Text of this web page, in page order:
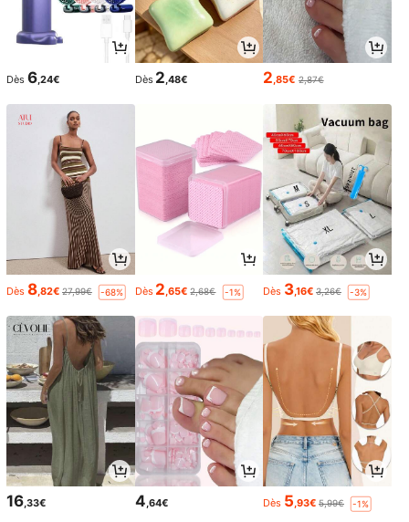
Dès 6,24€ Dès 2,48€ 2,85€ 2,87€
Dès 8,82€ 27,99€ -68% Dès 2,65€ 2,68€ -1% Dès 3,16€ 3,26€ -3%
16,33€ 4,64€ Dès 5,93€ 5,99€ -1%